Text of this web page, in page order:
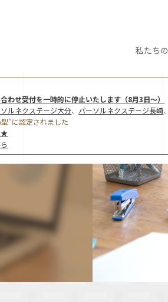
私たちの
わせ受付を一時的に停止いたします（8月3日～）
ルネクステージ大分、 パーソルネクステージ長崎、
”に認定されました
★